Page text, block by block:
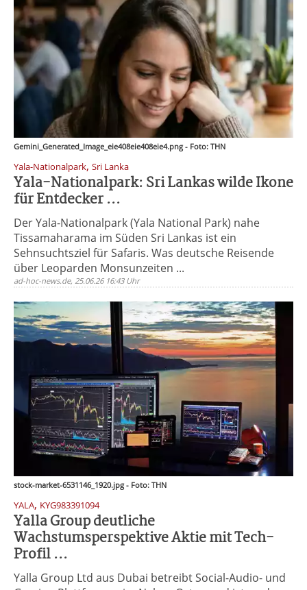
Gemini_Generated_Image_eie408eie408eie4.png - Foto: THN
Yala-Nationalpark, Sri Lanka
Yala-Nationalpark: Sri Lankas wilde Ikone
für Entdecker ...
Der Yala-Nationalpark (Yala National Park) nahe
Tissamaharama im Süden Sri Lankas ist ein
Sehnsuchtsziel für Safaris. Was deutsche Reisende
über Leoparden Monsunzeiten ...
ad-hoc-news.de, 25.06.26 16:43 Uhr
stock-market-6531146_1920.jpg - Foto: THN
YALA, KYG983391094
Yalla Group deutliche
Wachstumsperspektive Aktie mit Tech-
Profil ...
Yalla Group Ltd aus Dubai betreibt Social-Audio- und